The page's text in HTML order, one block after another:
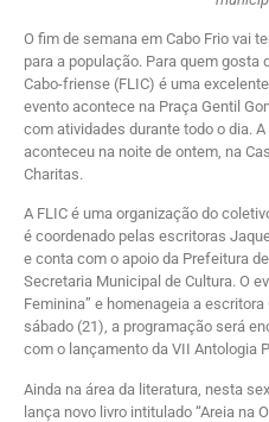
O fim de semana em Cabo Frio vai
para a população. Para quem gosta
Cabo-friense (FLIC) é uma
evento acontece na Praça Gentil
com atividades durante todo o dia.
aconteceu na noite de ontem, na
Charitas.
A FLIC é uma organização do
é coordenado pelas escritoras
e conta com o apoio da Prefeitura
Secretaria Municipal de Cultura. O
Feminina” e homenageia a
sábado (21), a programação será
com o lançamento da VII Antologia
Ainda na área da literatura, nesta
lança novo livro intitulado “Areia na